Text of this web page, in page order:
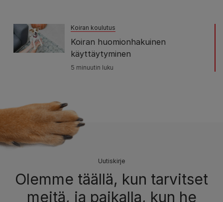
Koiran koulutus
Koiran huomionhakuinen
käyttäytyminen
5 minuutin luku
Uutiskirje
Olemme täällä, kun tarvitset
meitä, ja paikalla, kun he